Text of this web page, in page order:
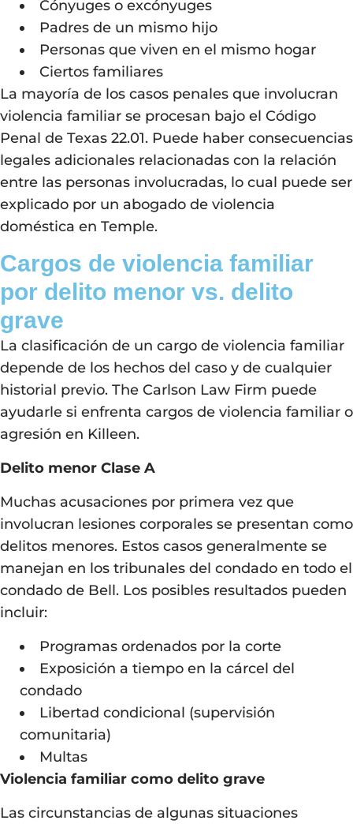
Cónyuges o excónyuges
Padres de un mismo hijo
Personas que viven en el mismo hogar
Ciertos familiares
La mayoría de los casos penales que involucran
violencia familiar se procesan bajo el Código
Penal de Texas 22.01. Puede haber consecuencias
legales adicionales relacionadas con la relación
entre las personas involucradas, lo cual puede ser
explicado por un abogado de violencia
doméstica en Temple.
Cargos de violencia familiar
por delito menor vs. delito
grave
La clasificación de un cargo de violencia familiar
depende de los hechos del caso y de cualquier
historial previo. The Carlson Law Firm puede
ayudarle si enfrenta cargos de violencia familiar o
agresión en Killeen.
Delito menor Clase A
Muchas acusaciones por primera vez que
involucran lesiones corporales se presentan como
delitos menores. Estos casos generalmente se
manejan en los tribunales del condado en todo el
condado de Bell. Los posibles resultados pueden
incluir:
Programas ordenados por la corte
Exposición a tiempo en la cárcel del
condado
Libertad condicional (supervisión
comunitaria)
Multas
Violencia familiar como delito grave
Las circunstancias de algunas situaciones